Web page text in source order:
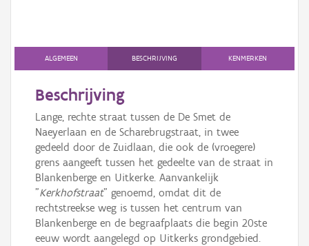
Persoon of collectief
Aanmelden
ALGEMEEN BESCHRIJVING KENMERKEN
Beschrijving
Lange, rechte straat tussen de De Smet de
Naeyerlaan en de Scharebrugstraat, in twee
gedeeld door de Zuidlaan, die ook de (vroegere)
grens aangeeft tussen het gedeelte van de straat in
Blankenberge en Uitkerke. Aanvankelijk
"Kerkhofstraat" genoemd, omdat dit de
rechtstreekse weg is tussen het centrum van
Blankenberge en de begraafplaats die begin 20ste
eeuw wordt aangelegd op Uitkerks grondgebied.